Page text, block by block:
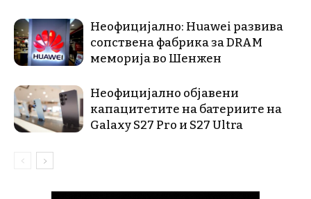
Неофицијално: Huawei развива
сопствена фабрика за DRAM
меморија во Шенжен
Неофицијално објавени
капацитетите на батериите на
Galaxy S27 Pro и S27 Ultra